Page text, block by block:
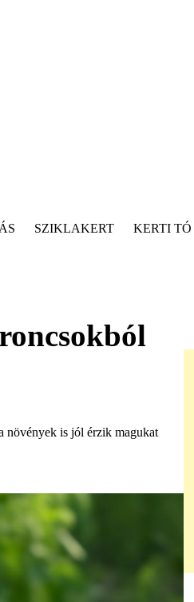
SZIKLAKERT KERTI TÓ
növények is jól érzik magukat